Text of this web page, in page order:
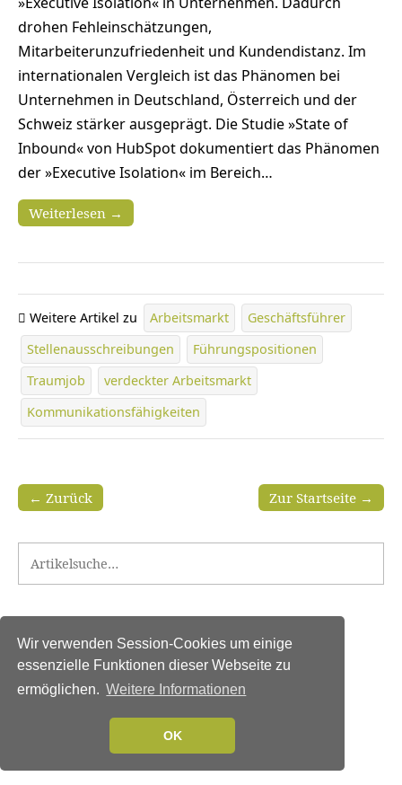
Wir verwenden Session-Cookies um einige
essenzielle Funktionen dieser Webseite zu
ermöglichen. Weitere Informationen
OK
drohen Fehleinschätzungen,
Mitarbeiterunzufriedenheit und Kundendistanz. Im
internationalen Vergleich ist das Phänomen bei
Unternehmen in Deutschland, Österreich und der
Schweiz stärker ausgeprägt. Die Studie »State of
Inbound« von HubSpot dokumentiert das Phänomen
der »Executive Isolation« im Bereich…
Weiterlesen →
Weitere Artikel zu Arbeitsmarkt
Geschäftsführer
Stellenausschreibungen
Führungspositionen
Traumjob
verdeckter Arbeitsmarkt
Kommunikationsfähigkeiten
Zur Startseite →
← Zurück